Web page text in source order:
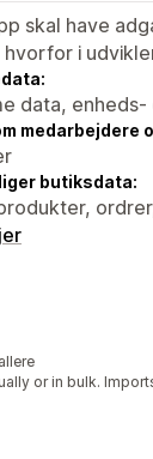
skal have
hvorfor i
data,
medarbejdere
butiksdata:
or in bulk.